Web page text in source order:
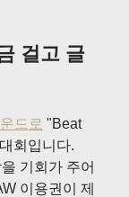
걸고 글
드로 "Beat
회입니다.
기회가 주어
이용권이 제